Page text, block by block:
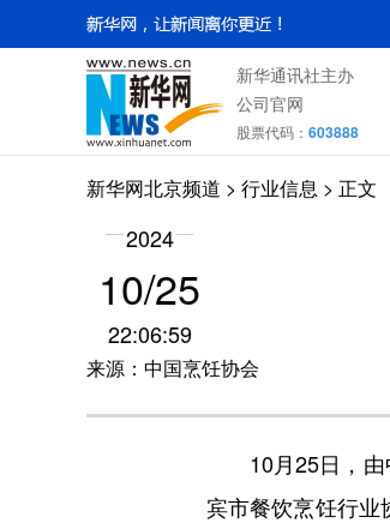
新华通讯社主办
公司官网
股票代码： 603888
新华网北京频道 > 行业信息 > 正文
2024
10/25
22:06:59
来源：中国烹饪协会
10月25日，由
宾市餐饮烹饪行